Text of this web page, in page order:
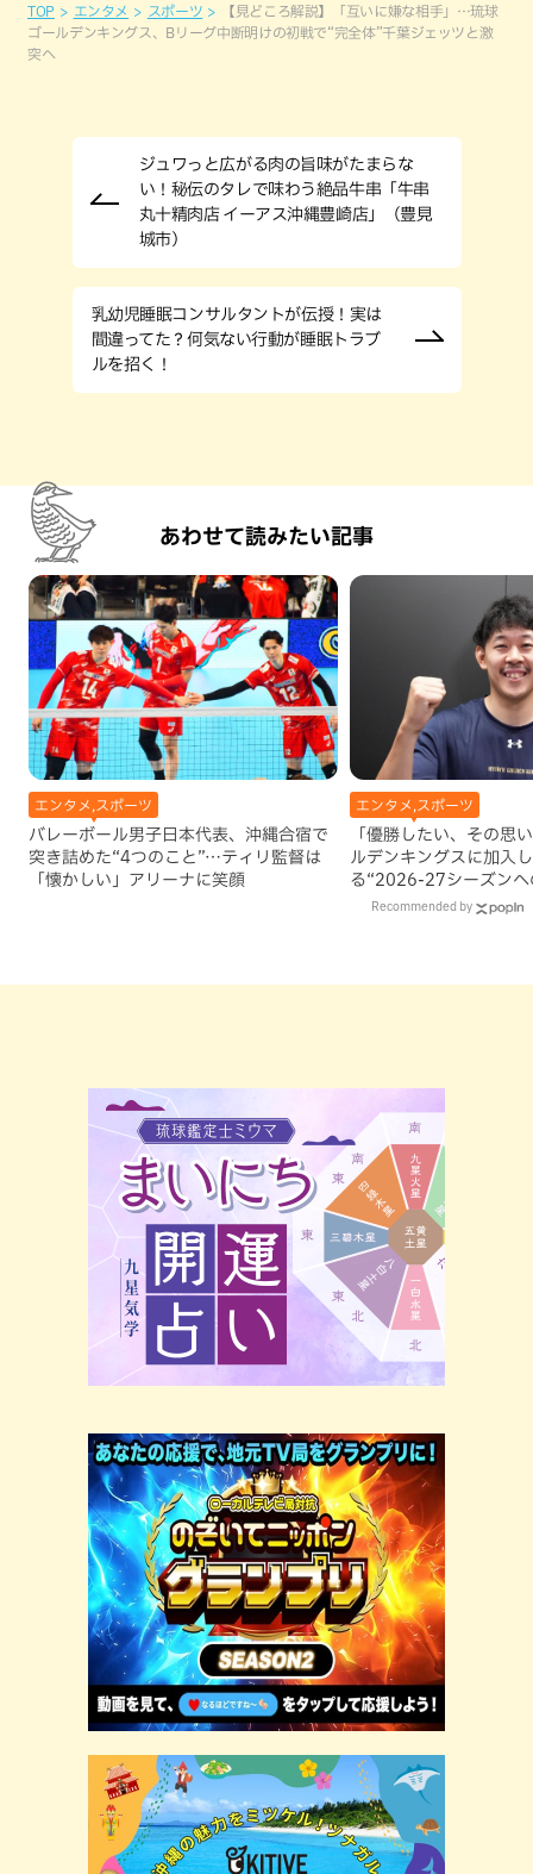
TOP エンタメ スポーツ
【見どころ解説】「互いに嫌な相手」…琉球
ゴールデンキングス、Bリーグ中断明けの初戦で“完全体”千葉ジェッツと激
突へ
ジュワっと広がる肉の旨味がたまらな
い！秘伝のタレで味わう絶品牛串「牛串
丸十精肉店 イーアス沖縄豊崎店」（豊見
城市）
乳幼児睡眠コンサルタントが伝授！実は
間違ってた？何気ない行動が睡眠トラブ
ルを招く！
あわせて読みたい記事
エンタメ,スポーツ
バレーボール男子日本代表、沖縄合宿で
突き詰めた“4つのこと”…ティリ監督は
「懐かしい」アリーナに笑顔
エンタメ,スポーツ
「優勝したい、その思
ルデンキングスに加入
る“2026-27シーズンへ
Recommended by